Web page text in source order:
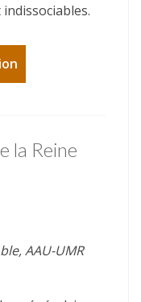
la Reine
AAU-UMR